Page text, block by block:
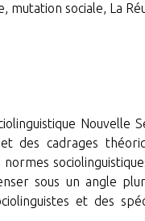
mutation sociale, La
Nouvelle
des cadrages
sous un angle
et des